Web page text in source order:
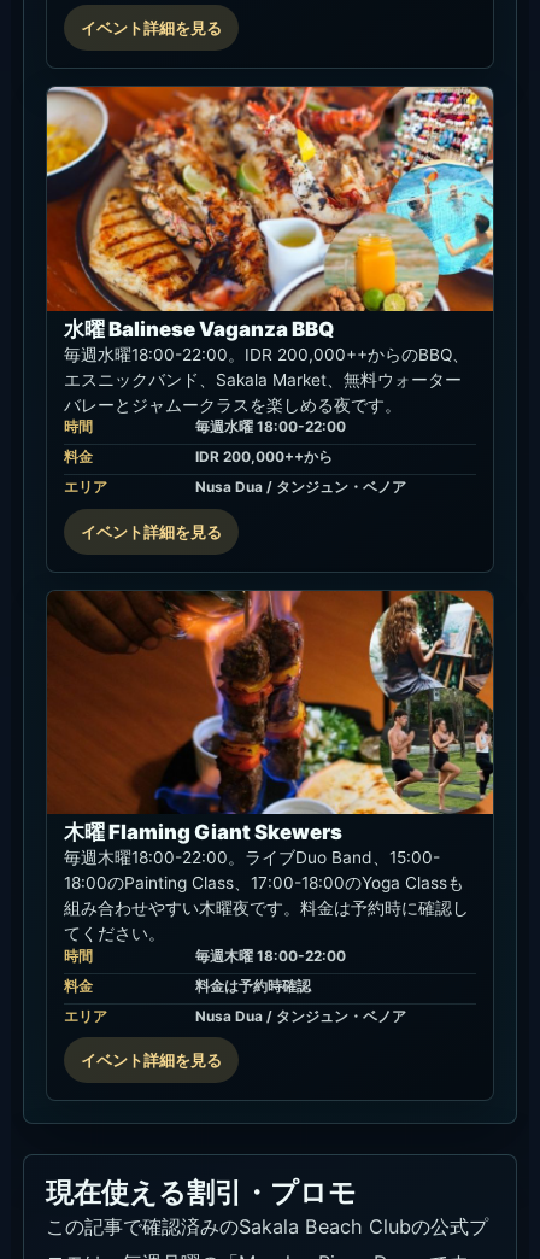
木曜 Flaming Giant Skewers
毎週木曜18:00-22:00。ライブDuo Band、15:00-
18:00のPainting Class、17:00-18:00のYoga Classも
組み合わせやすい木曜夜です。料金は予約時に確認し
てください。
時間
毎週木曜 18:00-22:00
料金
料金は予約時確認
エリア
Nusa Dua / タンジュン・ベノア
イベント詳細を見る
現在使える割引・プロモ
この記事で確認済みのSakala Beach Clubの公式プ
ロモは、毎週月曜の「Monday Pizza Day」です。
対象メニュー、無料アイスクリームの条件、当日の
在庫や適用条件は、注文前に公式リンクまたは予約
窓口で確認してください。
公式ダイニング特
典 / 月曜
Monday
Pizza Day
無料アイス
クリーム付
き
公式Sakala特
典ページで
は、毎週月曜
11:00-22:00
内されていま
す。